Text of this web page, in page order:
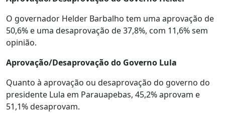
O governador Helder Barbalho tem uma aprovação de
50,6% e uma desaprovação de 37,8%, com 11,6% sem
opinião.
Aprovação/Desaprovação do Governo Lula
Quanto à aprovação ou desaprovação do governo do
presidente Lula em Parauapebas, 45,2% aprovam e
51,1% desaprovam.